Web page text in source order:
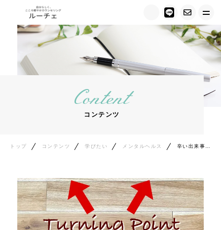
トップ
ルーチェについて
キャンペーン情報
カウンセラー紹介
ご相談の流れ
料金について
Content
コンテンツ
トップ コンテンツ 学びたい メンタルヘルス